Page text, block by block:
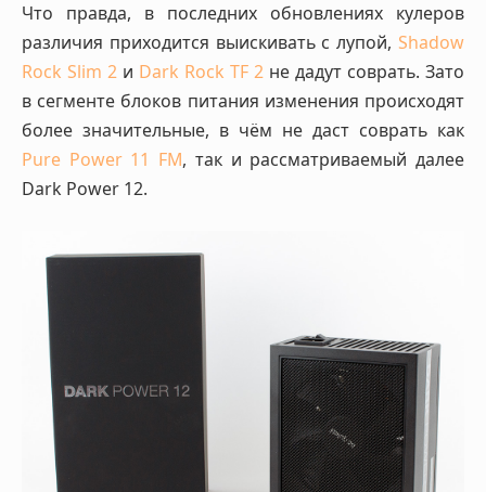
Что правда, в последних обновлениях кулеров
различия приходится выискивать с лупой, Shadow
Rock Slim 2 и Dark Rock TF 2 не дадут соврать. Зато
в сегменте блоков питания изменения происходят
более значительные, в чём не даст соврать как
Pure Power 11 FM, так и рассматриваемый далее
Dark Power 12.